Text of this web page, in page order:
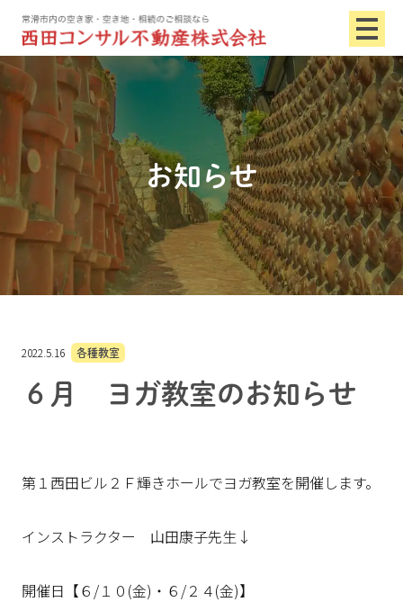
お知らせ
2022.5.16 各種教室
６月 ヨガ教室のお知らせ
第１西田ビル２Ｆ輝きホールでヨガ教室を開催します。
インストラクター 山田康子先生↓
開催日【６/１０(金)・６/２４(金)】